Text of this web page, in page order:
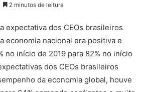
2 minutos de leitura
expectativa dos CEOs brasileiros
economia nacional era positiva e
no início de 2019 para 82% no início
dos CEOs brasileiros
da economia global, houve